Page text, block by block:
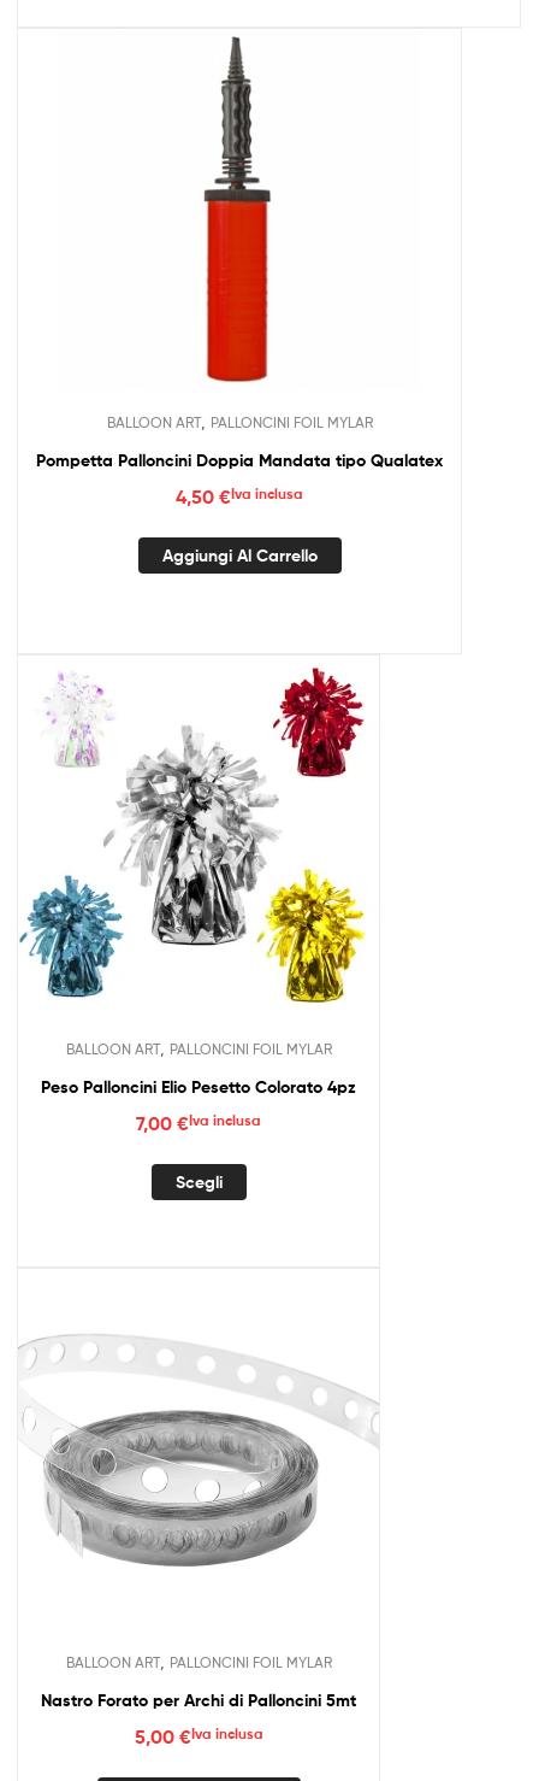
BALLOON ART, PALLONCINI FOIL MYLAR
Pompetta Palloncini Doppia Mandata tipo Qualatex
4,50 €Iva inclusa
Aggiungi Al Carrello
BALLOON ART, PALLONCINI FOIL MYLAR
Peso Palloncini Elio Pesetto Colorato 4pz
7,00 €Iva inclusa
Scegli
prodotto
possono
essere
scelte
nella
pagina
del
prodotto
BALLOON ART, PALLONCINI FOIL MYLAR
Nastro Forato per Archi di Palloncini 5mt
5,00 €Iva inclusa